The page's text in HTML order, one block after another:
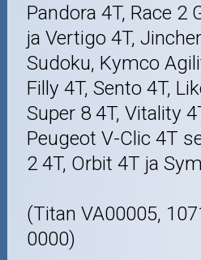
Pandora 4T, Race 2
ja Vertigo 4T,
Sudoku, Kymco
Filly 4T, Sento 4T,
Super 8 4T, Vitality
Peugeot V-Clic 4T
2 4T, Orbit 4T ja
(Titan VA00005,
0000)